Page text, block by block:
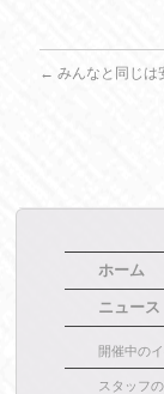
← みんなと同じは
ホーム
ニュース
開催中の
スタッフ